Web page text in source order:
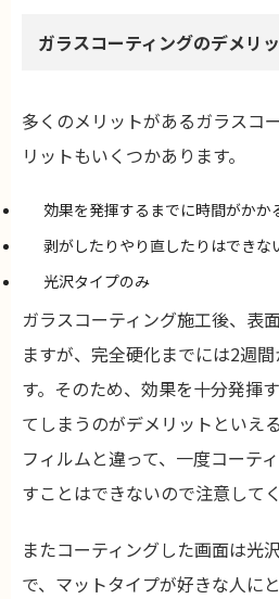
ガラスコーティングのデメリ
多くのメリットがあるガラスコ
リットもいくつかあります。
効果を発揮するまでに時間がかか
剥がしたりやり直したりはできな
光沢タイプのみ
ガラスコーティング施工後、表
ますが、完全硬化までには2週
す。そのため、効果を十分発揮
てしまうのがデメリットといえ
フィルムと違って、一度コーテ
すことはできないので注意して
またコーティングした画面は光
で、マットタイプが好きな人に